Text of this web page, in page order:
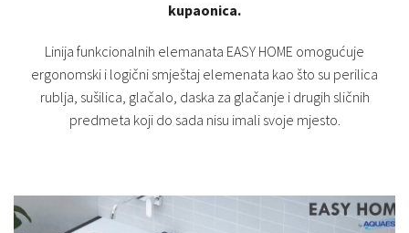
kupaonica.
Linija funkcionalnih elemanata EASY HOME omogućuje
ergonomski i logični smještaj elemenata kao što su perilica
rublja, sušilica, glačalo, daska za glačanje i drugih sličnih
predmeta koji do sada nisu imali svoje mjesto.